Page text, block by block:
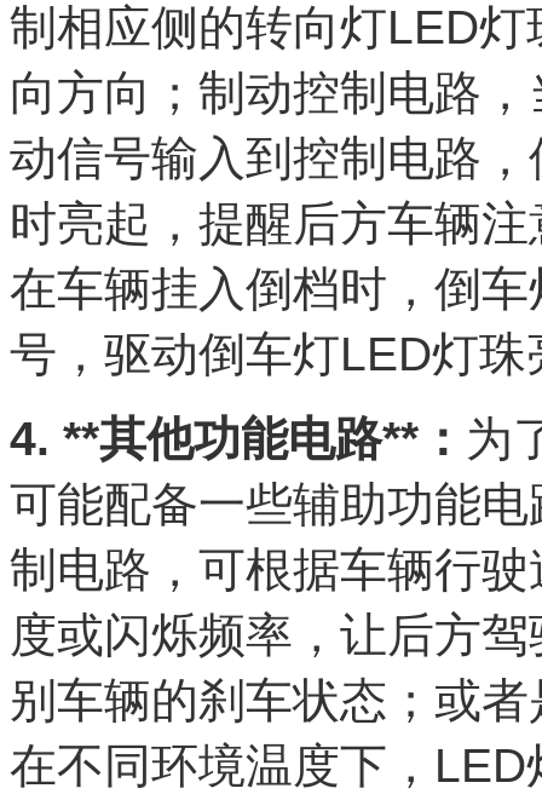
制相应侧的转向灯LED
向方向；制动控制电路
动信号输入到控制电路
时亮起，提醒后方车辆
在车辆挂入倒档时，倒
号，驱动倒车灯LED灯
4. **其他功能电路**： 为
可能配备一些辅助功能
制电路，可根据车辆行
度或闪烁频率，让后方
别车辆的刹车状态；或
在不同环境温度下，